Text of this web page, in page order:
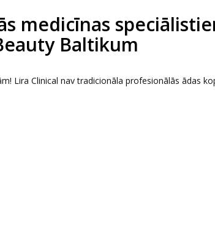
medicīnas
Baltikum
Lira Clinical nav tradicionāla profesionālās ādas